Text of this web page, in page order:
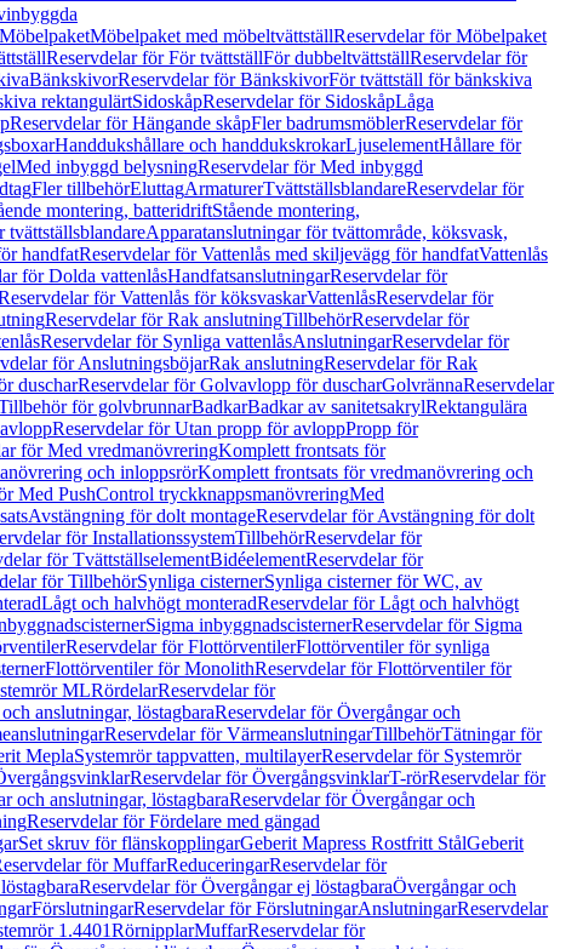
MöbelpaketMöbelpaket med möbeltvättställReservdelar för Möbelpaket
Reservdelar för För tvättställFör dubbeltvättställReservdelar för
BänkskivorReservdelar för BänkskivorFör tvättställ för bänkskiva
rektangulärtSidoskåpReservdelar för SidoskåpLåga
Reservdelar för Hängande skåpFler badrumsmöblerReservdelar för
Handdukshållare och handdukskrokarLjuselementHållare för
Med inbyggd belysningReservdelar för Med inbyggd
Fler tillbehörEluttagArmaturerTvättställsblandareReservdelar för
montering, batteridriftStående montering,
tvättställsblandareApparatanslutningar för tvättområde, köksvask,
handfatReservdelar för Vattenlås med skiljevägg för handfatVattenlås
för Dolda vattenlåsHandfatsanslutningarReservdelar för
för Vattenlås för köksvaskarVattenlåsReservdelar för
Reservdelar för Rak anslutningTillbehörReservdelar för
Reservdelar för Synliga vattenlåsAnslutningarReservdelar för
för AnslutningsböjarRak anslutningReservdelar för Rak
duscharReservdelar för Golvavlopp för duscharGolvrännaReservdelar
för golvbrunnarBadkarBadkar av sanitetsakrylRektangulära
Reservdelar för Utan propp för avloppPropp för
för Med vredmanövreringKomplett frontsats för
och inloppsrörKomplett frontsats för vredmanövrering och
Med PushControl tryckknappsmanövreringMed
Avstängning för dolt montageReservdelar för Avstängning för dolt
för InstallationssystemTillbehörReservdelar för
för TvättställselementBidéelementReservdelar för
för TillbehörSynliga cisternerSynliga cisterner för WC, av
Lågt och halvhögt monteradReservdelar för Lågt och halvhögt
Sigma inbyggnadscisternerReservdelar för Sigma
Reservdelar för FlottörventilerFlottörventiler för synliga
Flottörventiler för MonolithReservdelar för Flottörventiler för
MLRördelarReservdelar för
anslutningar, löstagbaraReservdelar för Övergångar och
Reservdelar för VärmeanslutningarTillbehörTätningar för
MeplaSystemrör tappvatten, multilayerReservdelar för Systemrör
Reservdelar för ÖvergångsvinklarT-rörReservdelar för
och anslutningar, löstagbaraReservdelar för Övergångar och
Reservdelar för Fördelare med gängad
Set skruv för flänskopplingarGeberit Mapress Rostfritt StålGeberit
för MuffarReduceringarReservdelar för
Reservdelar för Övergångar ej löstagbaraÖvergångar och
FörslutningarReservdelar för FörslutningarAnslutningarReservdelar
1.4401RörnipplarMuffarReservdelar för